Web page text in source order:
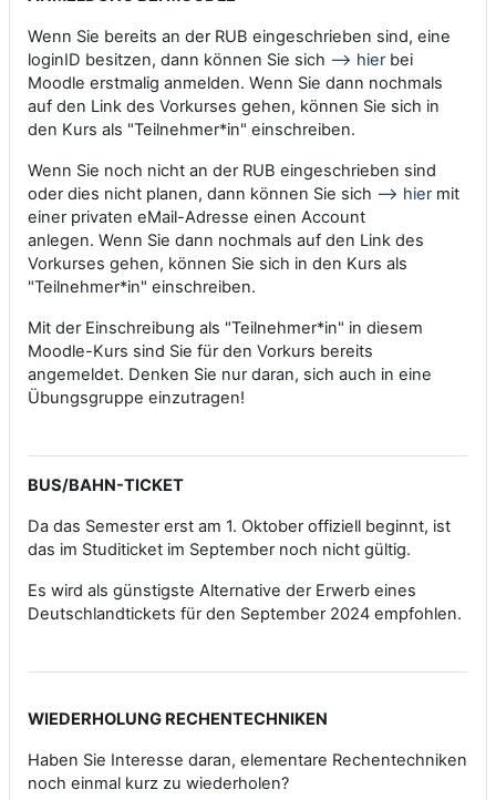
Wenn Sie bereits an der RUB eingeschrieben sind, eine
loginID besitzen, dann können Sie sich --> hierbei
Moodle erstmalig anmelden. Wenn Sie dann nochmals
auf den Link des Vorkurses gehen, können Sie sich in
den Kurs als "Teilnehmer*in" einschreiben.
Wenn Sie noch nicht an der RUB eingeschrieben sind
oder dies nicht planen, dann können Sie sich --> hiermit
einer privaten eMail-Adresse einen Account
anlegen. Wenn Sie dann nochmals auf den Link des
Vorkurses gehen, können Sie sich in den Kurs als
"Teilnehmer*in" einschreiben.
Mit der Einschreibung als "Teilnehmer*in" in diesem
Moodle-Kurs sind Sie für den Vorkurs bereits
angemeldet. Denken Sie nur daran, sich auch in eine
Übungsgruppe einzutragen!
BUS/BAHN-TICKET
Da das Semester erst am 1. Oktober offiziell beginnt, ist
das im Studiticket im September noch nicht gültig.
Es wird als günstigste Alternative der Erwerb eines
Deutschlandtickets für den September 2024 empfohlen.
WIEDERHOLUNG RECHENTECHNIKEN
Haben Sie Interesse daran, elementare Rechentechniken
noch einmal kurz zu wiederholen?